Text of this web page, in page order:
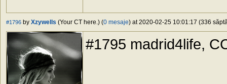
#1796 by Xzywells (Your CT here.) (0 mesaje) at 2020-02-25 10:01:17 (336
#1795 madrid4life,